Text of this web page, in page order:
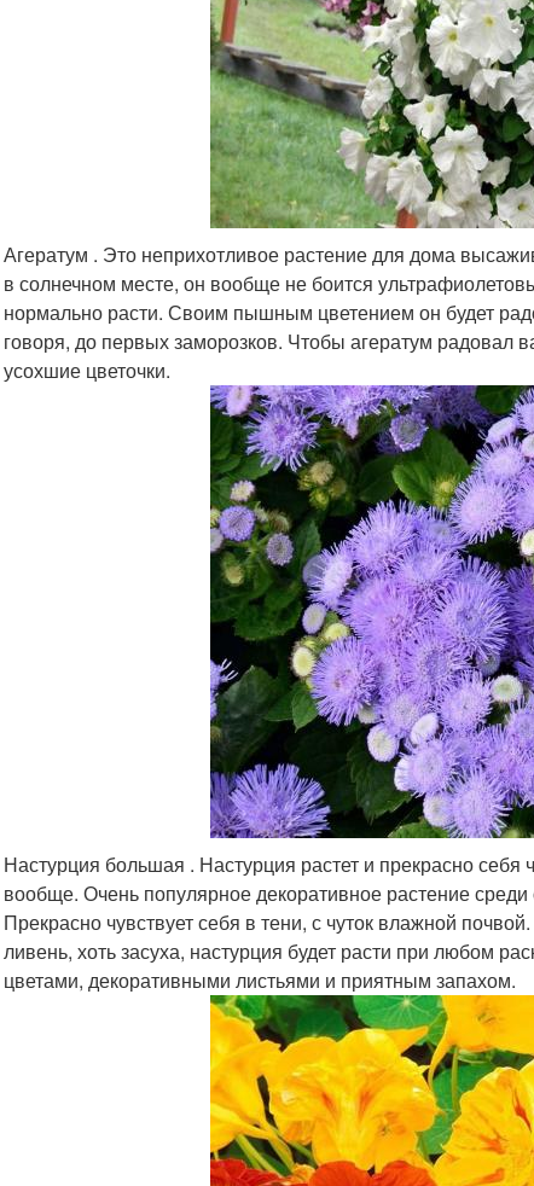
Агератум . Это неприхотливое растение для дома
в солнечном месте, он вообще не боится
нормально расти. Своим пышным цветением он будет
говоря, до первых заморозков. Чтобы агератум
усохшие цветочки.
Настурция большая . Настурция растет и прекрасно себя
вообще. Очень популярное декоративное растение
Прекрасно чувствует себя в тени, с чуток влажной
ливень, хоть засуха, настурция будет расти при любом
цветами, декоративными листьями и приятным запахом.